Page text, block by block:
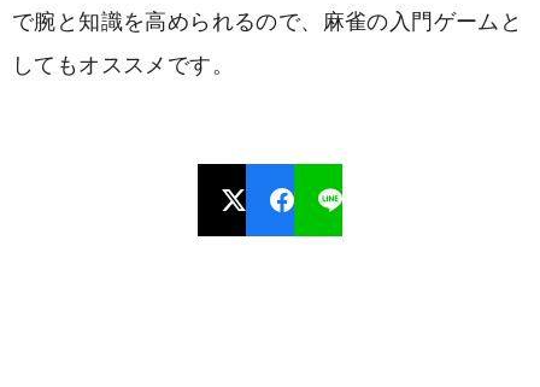
で腕と知識を高められるので、麻雀の入門ゲームと
してもオススメです。